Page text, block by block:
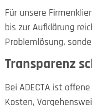
Für unsere
bis zur Aufklärung
Problemlösung,
Transparenz
Bei ADECTA ist
Kosten,